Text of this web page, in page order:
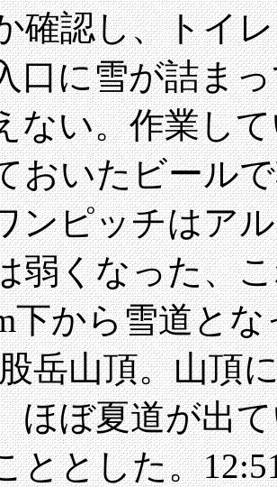
確認し、トイ
口に雪が詰ま
ない。作業し
おいたビール
ンピッチはア
弱くなった、
下から雪道と
岳山頂。山頂
ほぼ夏道が出
ととした。